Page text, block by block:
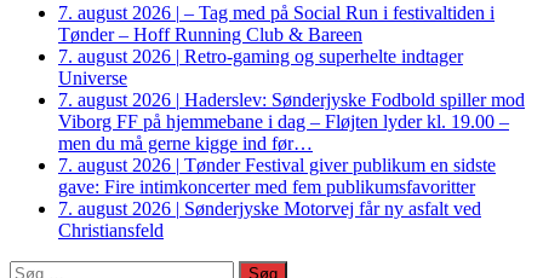
7. august 2026 | – Tag med på Social Run i festivaltiden i
Tønder – Hoff Running Club & Bareen
7. august 2026 | Retro-gaming og superhelte indtager
Universe
7. august 2026 | Haderslev: Sønderjyske Fodbold spiller mod
Viborg FF på hjemmebane i dag – Fløjten lyder kl. 19.00 –
men du må gerne kigge ind før…
7. august 2026 | Tønder Festival giver publikum en sidste
gave: Fire intimkoncerter med fem publikumsfavoritter
7. august 2026 | Sønderjyske Motorvej får ny asfalt ved
Christiansfeld
Søg